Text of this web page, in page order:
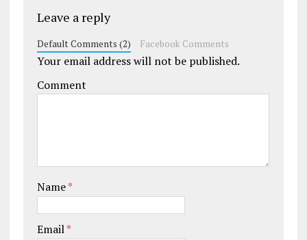
Leave a reply
Default Comments (2) Facebook Comments
Your email address will not be published.
Comment
Name*
Email*